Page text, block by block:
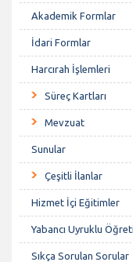
Akademik Formlar
İdari Formlar
Harcırah İşlemleri
Süreç Kartları
Mevzuat
Sunular
Çeşitli İlanlar
Hizmet İçi Eğitimler
Yabancı Uyruklu
Sıkça Sorulan Sorular